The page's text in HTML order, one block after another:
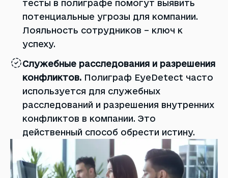
тесты в полиграфе помогут выявить
потенциальные угрозы для компании.
Лояльность сотрудников – ключ к
успеху.
Служебные расследования и разрешения
конфликтов. Полиграф EyeDetect часто
используется для служебных
расследований и разрешения внутренних
конфликтов в компании. Это
действенный способ обрести истину.